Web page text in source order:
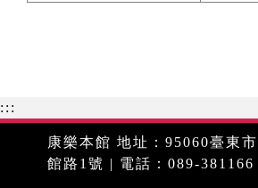
:::
康樂本館 地址：95060臺東
館路1號 | 電話：089-381166